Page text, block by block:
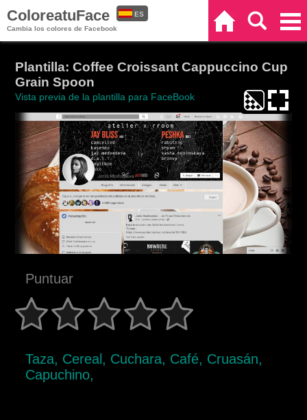
ColoreatuFace
Cambia los colores de Facebook
ES
Plantilla: Coffee Croissant Cappuccino Cup
Grain Spoon
Vista previa de la plantilla para FaceBook
Puntuar
Taza, Cereal, Cuchara, Café, Cruasán,
Capuchino,